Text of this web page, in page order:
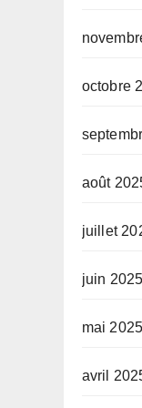
octobre
août
juillet
juin 2025
mai 2025
avril